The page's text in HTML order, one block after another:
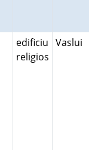
edificiu
religios
Vaslui